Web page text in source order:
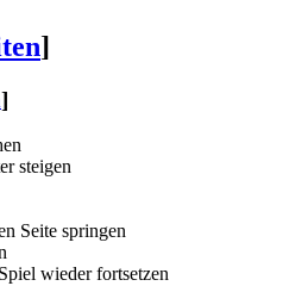
]
]
steigen
Seite springen
wieder fortsetzen